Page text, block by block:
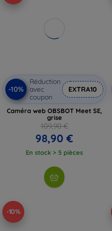
-10%
Réduction
avec
coupon
EXTRA10
Caméra web OBSBOT Meet SE,
grise
109,90 €
98,90 €
En stock > 5 pièces
-10%